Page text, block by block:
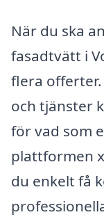
När du ska
fasadtvätt i
flera
och tjänster
för vad som
plattformen
du enkelt få